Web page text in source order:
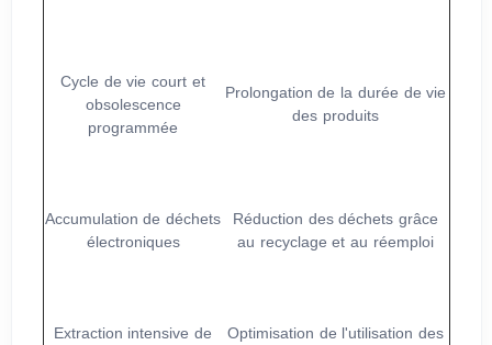
Cycle de vie court et
obsolescence
programmée
Prolongation de la durée de vie
des produits
Accumulation de déchets
électroniques
Réduction des déchets grâce
au recyclage et au réemploi
Extraction intensive de
Optimisation de l'utilisation des